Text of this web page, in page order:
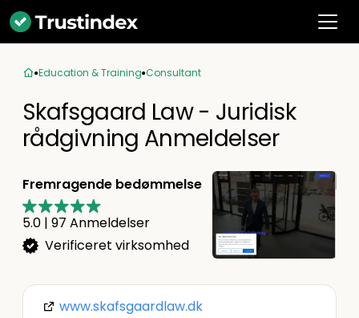
Education & Training Consultant
Skafsgaard Law - Juridisk
rådgivning Anmeldelser
Fremragende bedømmelse
5.0 | 97 Anmeldelser
Verificeret virksomhed
www.skafsgaardlaw.dk